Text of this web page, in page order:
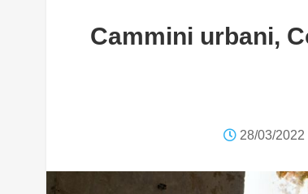
Cammini urbani,
28/03/2022